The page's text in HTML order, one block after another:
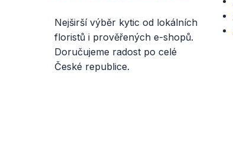
Nejširší výběr kytic od lokálních
floristů i prověřených e-shopů.
Doručujeme radost po celé
České republice.